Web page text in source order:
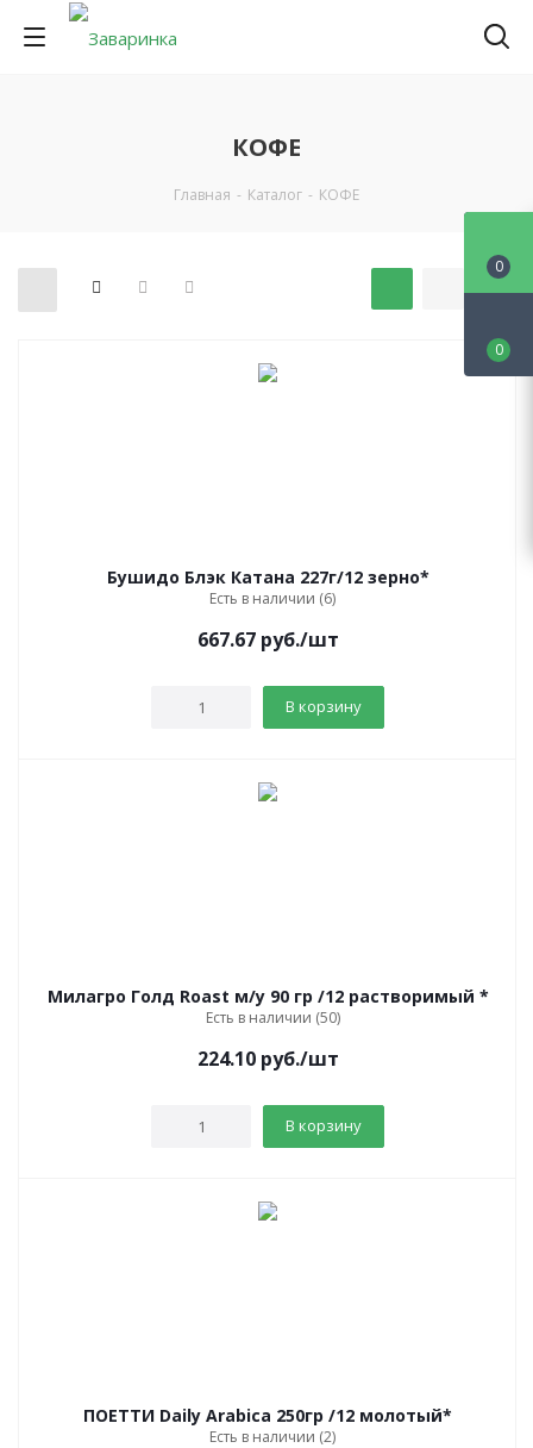
КОФЕ
Главная - Каталог - КОФЕ
Бушидо Блэк Катана 227г/12 зерно*
Есть в наличии (6)
667.67руб./шт
В корзину
Милагро Голд Roast м/у 90 гр /12 растворимый *
Есть в наличии (50)
224.10руб./шт
В корзину
ПОЕТТИ Daily Arabica 250гр /12 молотый*
Есть в наличии (2)
0
0